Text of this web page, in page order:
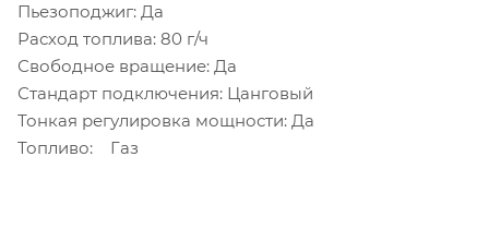
Пьезоподжиг: Да
Расход топлива: 80 г/ч
Свободное вращение: Да
Стандарт подключения: Цанговый
Тонкая регулировка мощности: Да
Топливо: Газ